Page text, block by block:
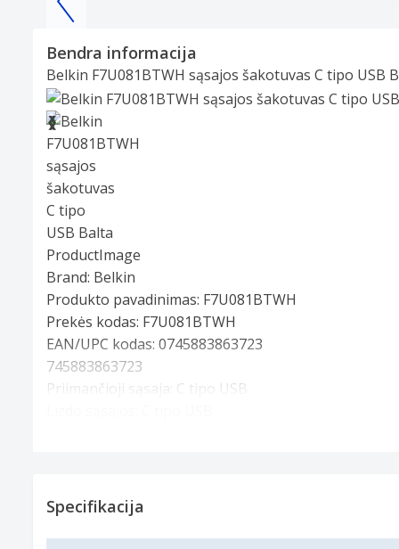
Item
25
Bendra informacija
Belkin F7U081BTWH sąsajos šakotuvas C tipo USB
Slide 1 of 4
❮
❯
Brand: Belkin
Produkto pavadinimas: F7U081BTWH
Prekės kodas: F7U081BTWH
EAN/UPC kodas: 0745883863723
745883863723
Priimančioji sąsaja: C tipo USB
Specifikacijos
Specifikacija